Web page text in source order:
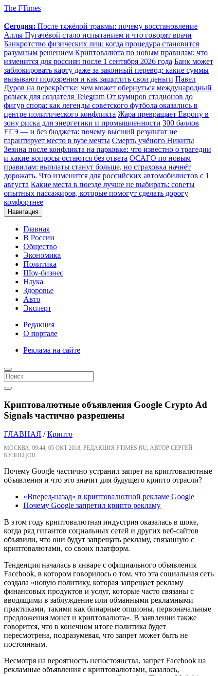
The FTimes
Сегодня: После тяжёлой травмы: почему восстановление
Аллы Пугачёвой стало испытанием и что говорят врачи
Банкротство физических лиц: когда процедура становится
разумным решением Криптовалюта по новым правилам: что
изменится для россиян после 1 сентября 2026 года Банк может
заблокировать карту даже за законный перевод: какие суммы
вызывают подозрения и как защитить свои деньги Павел
Дуров на перекрёстке: чем может обернуться международный
розыск для создателя Telegram От кумиров стадионов до
фигур спора: как легенды советского футбола оказались в
центре политического конфликта Жара превращает Европу в
зону риска для энергетики и промышленности 300 баллов
ЕГЭ — и без бюджета: почему высший результат не
гарантирует место в вузе мечты Смерть учёного Никиты
Зезина после конфликта на парковке: что известно о трагедии
и какие вопросы остаются без ответа ОСАГО по новым
правилам: выплаты станут больше, но страховка начнёт
дорожать. Что изменится для российских автомобилистов с 1
августа Какие места в поезде лучше не выбирать: советы
опытных пассажиров, которые помогут сделать дорогу
комфортнее
Навигация
Главная
В России
Общество
Экономика
Политика
Шоу-бизнес
Наука
Здоровье
Авто
Эксперт
Редакция
О портале
Реклама на сайте
Криптовалютные объявления Google Crypto Ad
Signals частично разрешены
ГЛАВНАЯ /Крипто
МОСКВА, 09:44, 05 ОКТ 2018, РЕДАКЦИЯ FTIMES.RU, АВТОР СЕРГЕЙ
КУЗНЕЦОВ.
Почему Google частично устранил запрет на криптовалютные
объявления и что это значит для будущего крипто отрасли?
«Вперед-назад» в криптовалютной рекламе Google
Почему Google запретил крипто рекламу
В этом году криптовалютная индустрия оказалась в шоке,
когда ряд гигантов социальных сетей и других веб-сайтов
объявили, что они будут запрещать рекламу, связанную с
криптовалютами, со своих платформ.
Тенденция началась в январе с официального объявления
Facebook, в котором говорилось о том, что эта социальная сеть
создала «новую политику, которая запрещает рекламу
финансовых продуктов и услуг, которые часто связаны с
вводящими в заблуждение или обманными рекламными
практиками, такими как бинарные опционы, первоначальные
предложения монет и криптовалюта». В заявлении также
говорится, что в конечном итоге политика будет
пересмотрена, подразумевая, что запрет может быть не
постоянным.
Несмотря на вероятность непостоянства, запрет Facebook на
рекламные объявления с криптовалютами, казалось,